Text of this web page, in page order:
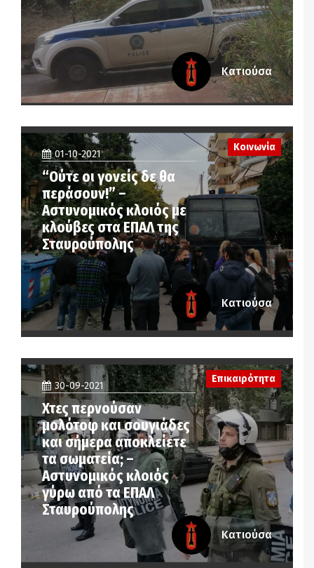
Κατιούσα
01-10-2021
“Ούτε οι γονείς δε θα
περάσουν!” –
Αστυνομικός κλοιός με
κλούβες στα ΕΠΑΛ της
Σταυρούπολης
Κοινωνία
Κατιούσα
30-09-2021
Χτες περνούσαν
μολότοφ και σουγιάδες
και σήμερα αποκλείετε
τα σωματεία; –
Αστυνομικός κλοιός
γύρω από τα ΕΠΑΛ
Σταυρούπολης
Επικαιρότητα
Κατιούσα